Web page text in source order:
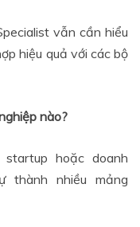
vẫn cần hiểu
hiệu quả với các bộ
nào?
startup hoặc doanh
thành nhiều mảng